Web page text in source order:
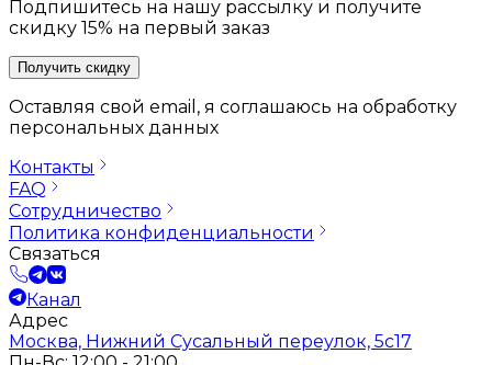
Подпишитесь на нашу рассылку и получите
скидку 15% на первый заказ
Получить скидку
Оставляя свой email, я соглашаюсь на обработку
персональных данных
Контакты
FAQ
Сотрудничество
Политика конфиденциальности
Связаться
Канал
Адрес
Москва, Нижний Сусальный переулок, 5с17